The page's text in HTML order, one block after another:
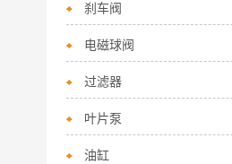
刹车阀
电磁球阀
过滤器
叶片泵
油缸